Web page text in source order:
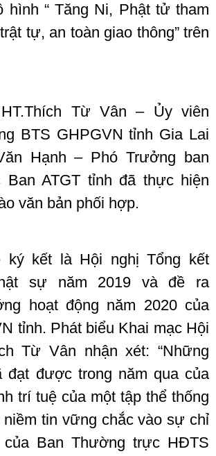
hình “ Tăng Ni, Phật tử tham
tự, an toàn giao thông” trên
Từ Vân – Ủy viên
BTS GHPGVN tỉnh Gia Lai
Hạnh – Phó Trưởng ban
Ban ATGT tỉnh đã thực hiện
văn bản phối hợp.
ký kết là Hội nghị Tổng kết
sự năm 2019 và đề ra
hoạt động năm 2020 của
tỉnh. Phát biểu Khai mạc Hội
Từ Vân nhận xét: “Những
đạt được trong năm qua của
trí tuệ của một tập thể thống
niềm tin vững chắc vào sự chỉ
Ban Thường trực HĐTS